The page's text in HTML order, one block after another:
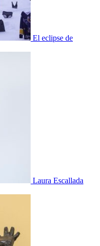
El eclipse de
Laura Escallada